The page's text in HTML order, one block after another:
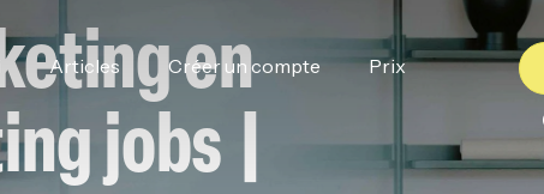
Articles Créer un compte Prix
en
jobs |